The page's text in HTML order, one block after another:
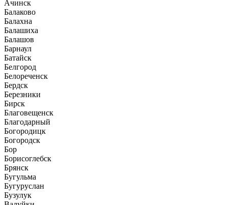
Ачинск
Балаково
Балахна
Балашиха
Балашов
Барнаул
Батайск
Белгород
Белореченск
Бердск
Березники
Бирск
Благовещенск
Благодарный
Богородицк
Богородск
Бор
Борисоглебск
Брянск
Бугульма
Бугуруслан
Бузулук